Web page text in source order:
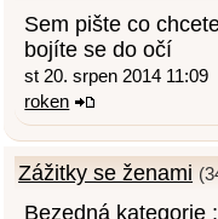
Sem pište co
bojíte se do očí
st 20. srpen 2014 11:09
roken
Zážitky se ženami
Bezedná kategorie